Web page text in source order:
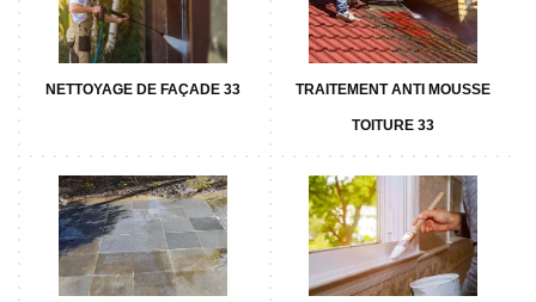
NETTOYAGE DE FAÇADE 33 TRAITEMENT ANTI MOUSSE
TOITURE 33